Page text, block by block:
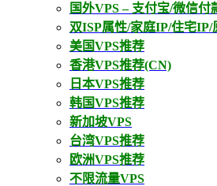
国外VPS – 支付宝/微信付
双ISP属性/家庭IP/住宅IP/
美国VPS推荐
香港VPS推荐(CN)
日本VPS推荐
韩国VPS推荐
新加坡VPS
台湾VPS推荐
欧洲VPS推荐
不限流量VPS